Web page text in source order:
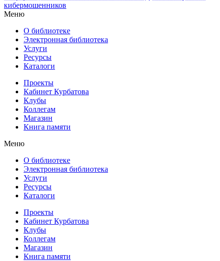
кибермошенников
Меню
О библиотеке
Электронная библиотека
Услуги
Ресурсы
Каталоги
Проекты
Кабинет Курбатова
Клубы
Коллегам
Магазин
Книга памяти
Меню
О библиотеке
Электронная библиотека
Услуги
Ресурсы
Каталоги
Проекты
Кабинет Курбатова
Клубы
Коллегам
Магазин
Книга памяти